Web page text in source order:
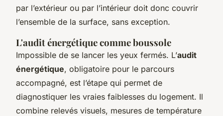
par l’extérieur ou par l’intérieur doit donc couvrir
l’ensemble de la surface, sans exception.
L'audit énergétique comme boussole
Impossible de se lancer les yeux fermés. L’audit
énergétique, obligatoire pour le parcours
accompagné, est l’étape qui permet de
diagnostiquer les vraies faiblesses du logement. Il
combine relevés visuels, mesures de température